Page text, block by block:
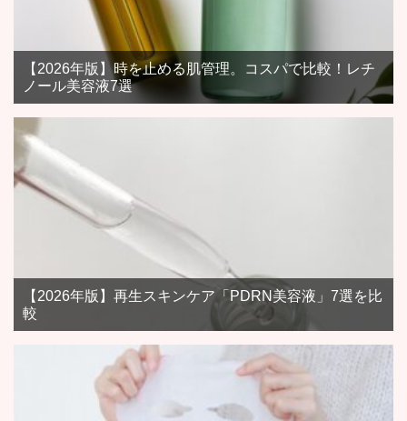
【2026年版】時を止める肌管理。コスパで比較！レチ
ノール美容液7選
【2026年版】再生スキンケア「PDRN美容液」7選を比
較